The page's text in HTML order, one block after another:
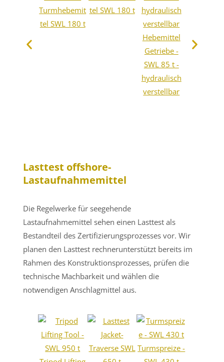
Turmhebemit
tel SWL 180 t
tel SWL 180 t
Hebemittel
Getriebe -
SWL 85 t -
hydraulisch
verstellbar
Lasttest offshore-
Lastaufnahmemittel
Die Regelwerke für seegehende
Lastaufnahmemittel sehen einen Lasttest als
Bestandteil des Zertifizierungsprozesses vor. Wir
planen den Lasttest rechnerunterstützt bereits im
Rahmen des Konstruktionsprozesses, prüfen die
technische Machbarkeit und wählen die
notwendigen Anschlagmittel aus.
Turmspreize -